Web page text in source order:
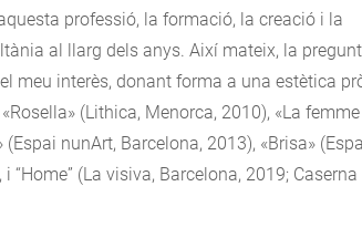
professió, la formació, la creació i la
al llarg dels anys. Així mateix, la
meu interès, donant forma a una estètica
(Lithica, Menorca, 2010), «La femme
nunArt, Barcelona, 2013), «Brisa»
(La visiva, Barcelona, 2019; Caserna